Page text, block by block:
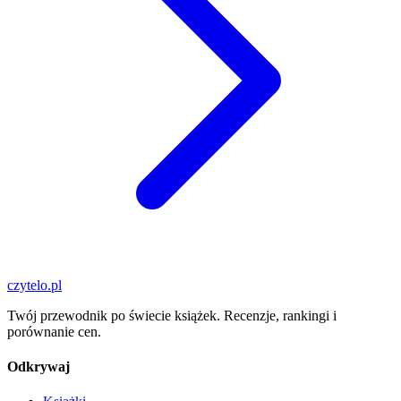
czytelo.pl
Twój przewodnik po świecie książek. Recenzje, rankingi i
porównanie cen.
Odkrywaj